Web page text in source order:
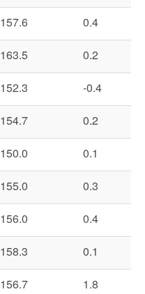
157.6 0.4
163.5 0.2
152.3 -0.4
154.7 0.2
150.0 0.1
155.0 0.3
156.0 0.4
158.3 0.1
156.7 1.8